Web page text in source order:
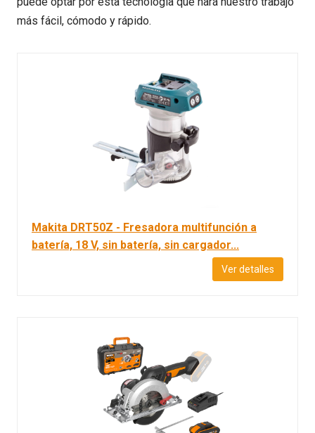
más fácil, cómodo y rápido.
Makita DRT50Z - Fresadora multifunción a
batería, 18 V, sin batería, sin cargador...
Ver detalles